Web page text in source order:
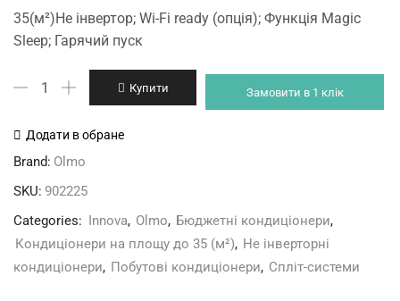
was:
price
35(м²)Не інвертор; Wi-Fi ready (опція); Функція Magic
Sleep; Гарячий пуск
Olmo
14LD7W
Купити Замовити в 1 клік
Додати в обране
Brand: Olmo
SKU: 902225
Categories: Innova, Olmo, Бюджетні кондиціонери,
Кондиціонери на площу до 35 (м²), Не інверторні
кондиціонери, Побутові кондиціонери, Спліт-системи